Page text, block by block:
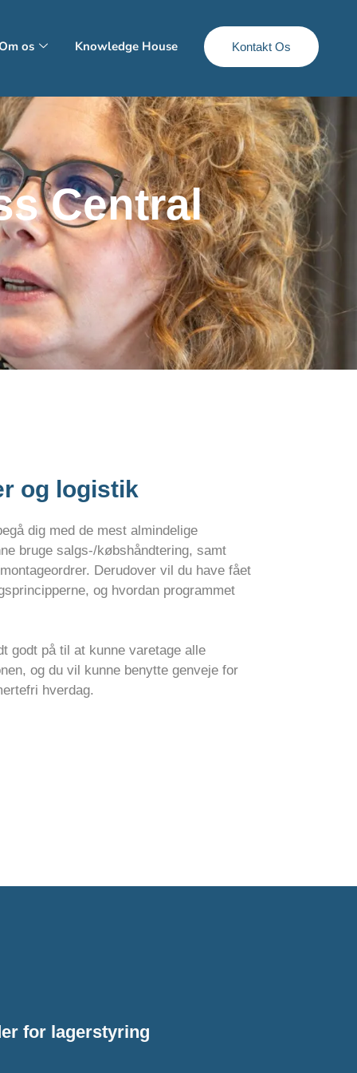
os Knowledge House Kontakt Os
Central
og logistik
dig med de mest almindelige
bruge salgs-/købshåndtering, samt
Derudover vil du have fået
og hvordan programmet
på til at kunne varetage alle
og du vil kunne benytte genveje for
hverdag.
for lagerstyring